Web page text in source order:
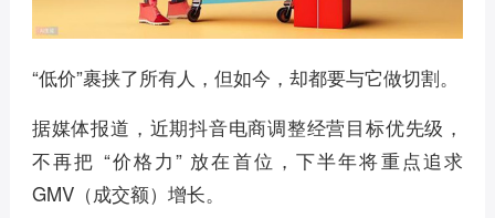
“低价”裹挟了所有人，但如今，却都要与它做切割。
据媒体报道，近期抖音电商调整经营目标优先级，
不再把 “价格力” 放在首位，下半年将重点追求
GMV（成交额）增长。